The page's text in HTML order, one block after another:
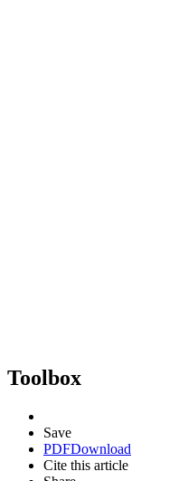
Toolbox
Save
PDFDownload
Cite this article